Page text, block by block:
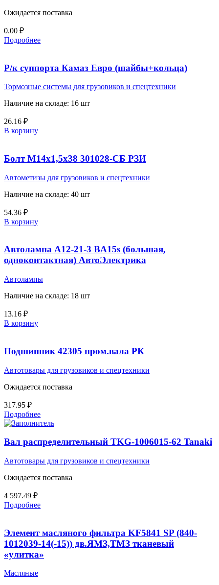
Ожидается поставка
0.00 ₽
Подробнее
Р/к суппорта Камаз Евро (шайбы+кольца)
Тормозные системы для грузовиков и спецтехники
Наличие на складе: 16 шт
26.16 ₽
В корзину
Болт М14х1,5х38 301028-СБ РЗИ
Автометизы для грузовиков и спецтехники
Наличие на складе: 40 шт
54.36 ₽
В корзину
Автолампа А12-21-3 BA15s (большая,
одноконтактная) АвтоЭлектрика
Автолампы
Наличие на складе: 18 шт
13.16 ₽
В корзину
Подшипник 42305 пром.вала РК
Автотовары для грузовиков и спецтехники
Ожидается поставка
317.95 ₽
Подробнее
Вал распределительный TKG-1006015-62 Tanaki
Автотовары для грузовиков и спецтехники
Ожидается поставка
4 597.49 ₽
Подробнее
Элемент масляного фильтра KF5841 SP (840-
1012039-14(-15)) дв.ЯМЗ,ТМЗ тканевый
«улитка»
Масляные